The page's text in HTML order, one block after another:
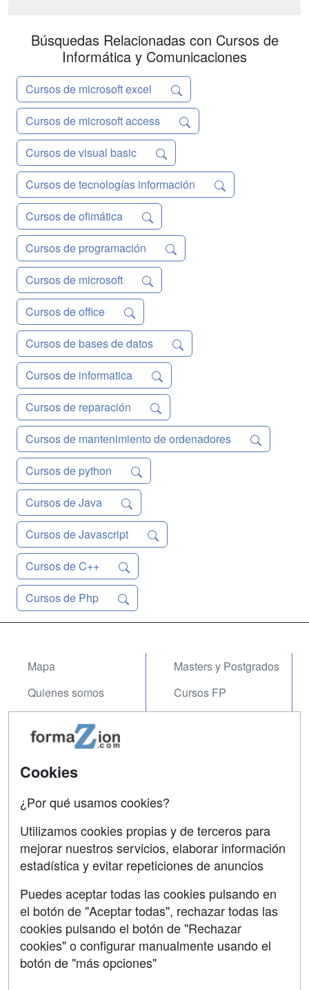
Búsquedas Relacionadas con Cursos de
Informática y Comunicaciones
Cursos de microsoft excel
Cursos de microsoft access
Cursos de visual basic
Cursos de tecnologías información
Cursos de ofimática
Cursos de programación
Cursos de microsoft
Cursos de office
Cursos de bases de datos
Cursos de informatica
Cursos de reparación
Cursos de mantenimiento de ordenadores
Cursos de python
Cursos de Java
Cursos de Javascript
Cursos de C++
Cursos de Php
Mapa
Quienes somos
Acceso Usuarios
Acceso Centros
Masters y Postgrados
Cursos FP
Contactar
Confidencialidad
Copyleft
SÍGUENOS EN:
Cookies
¿Por qué usamos cookies?
Utilizamos cookies propias y de terceros para
mejorar nuestros servicios, elaborar información
estadística y evitar repeticiones de anuncios
Puedes aceptar todas las cookies pulsando en
el botón de "Aceptar todas", rechazar todas las
cookies pulsando el botón de "Rechazar
cookies" o configurar manualmente usando el
botón de "más opciones"